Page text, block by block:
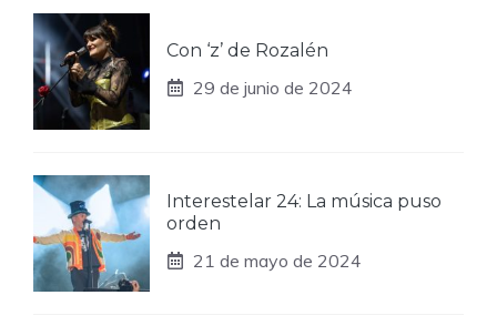
Con ‘z’ de Rozalén
29 de junio de 2024
Interestelar 24: La música puso
orden
21 de mayo de 2024